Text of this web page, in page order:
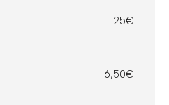
25€
6,50€